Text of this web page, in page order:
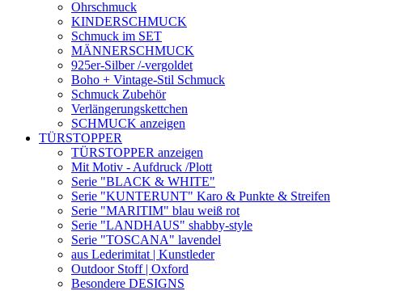
Ohrschmuck
KINDERSCHMUCK
Schmuck im SET
MÄNNERSCHMUCK
925er-Silber /-vergoldet
Boho + Vintage-Stil Schmuck
Schmuck Zubehör
Verlängerungskettchen
SCHMUCK anzeigen
TÜRSTOPPER
TÜRSTOPPER anzeigen
Mit Motiv - Aufdruck /Plott
Serie "BLACK & WHITE"
Serie "KUNTERUNT" Karo & Punkte & Streifen
Serie "MARITIM" blau weiß rot
Serie "LANDHAUS" shabby-style
Serie "TOSCANA" lavendel
aus Lederimitat | Kunstleder
Outdoor Stoff | Oxford
Besondere DESIGNS